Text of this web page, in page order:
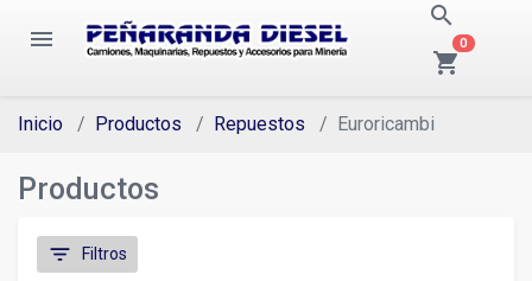
menu
search
shopping_cart
0
Inicio Productos Repuestos Euroricambi
Productos
filter_list Filtros